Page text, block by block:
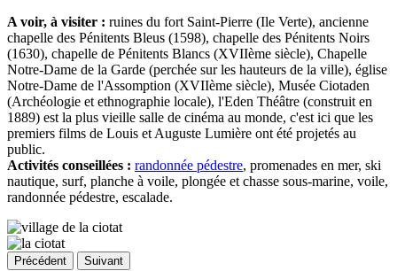
A voir, à visiter : ruines du fort Saint-Pierre (Ile Verte), ancienne
chapelle des Pénitents Bleus (1598), chapelle des Pénitents Noirs
(1630), chapelle de Pénitents Blancs (XVIIème siècle), Chapelle
Notre-Dame de la Garde (perchée sur les hauteurs de la ville), église
Notre-Dame de l'Assomption (XVIIème siècle), Musée Ciotaden
(Archéologie et ethnographie locale), l'Eden Théâtre (construit en
1889) est la plus vieille salle de cinéma au monde, c'est ici que les
premiers films de Louis et Auguste Lumière ont été projetés au
public.
Activités conseillées : randonnée pédestre, promenades en mer, ski
nautique, surf, planche à voile, plongée et chasse sous-marine, voile,
randonnée pédestre, escalade.
Précédent Suivant